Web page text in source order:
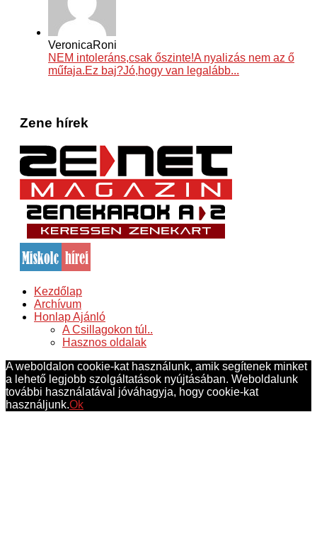
VeronicaRoni
NEM intoleráns,csak őszinte!A nyalizás nem az ő
műfaja.Ez baj?Jó,hogy van legalább...
Zene hírek
Kezdőlap
Archívum
Honlap Ajánló
A Csillagokon túl..
Hasznos oldalak
A weboldalon cookie-kat használunk, amik segítenek minket
a lehető legjobb szolgáltatások nyújtásában. Weboldalunk
további használatával jóváhagyja, hogy cookie-kat
használjunk.Ok